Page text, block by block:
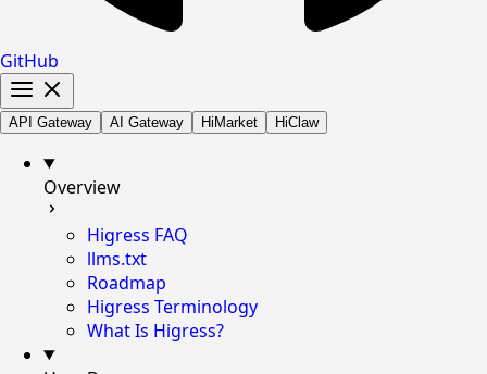
GitHub
API Gateway AI Gateway HiMarket HiClaw
Overview
Higress FAQ
llms.txt
Roadmap
Higress Terminology
What Is Higress?